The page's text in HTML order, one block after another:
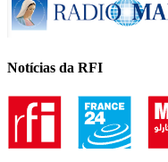
Notícias da RFI